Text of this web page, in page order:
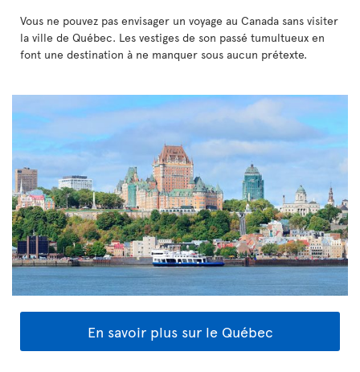
Vous ne pouvez pas envisager un voyage au Canada sans visiter
la ville de Québec. Les vestiges de son passé tumultueux en
font une destination à ne manquer sous aucun prétexte.
En savoir plus sur le Québec